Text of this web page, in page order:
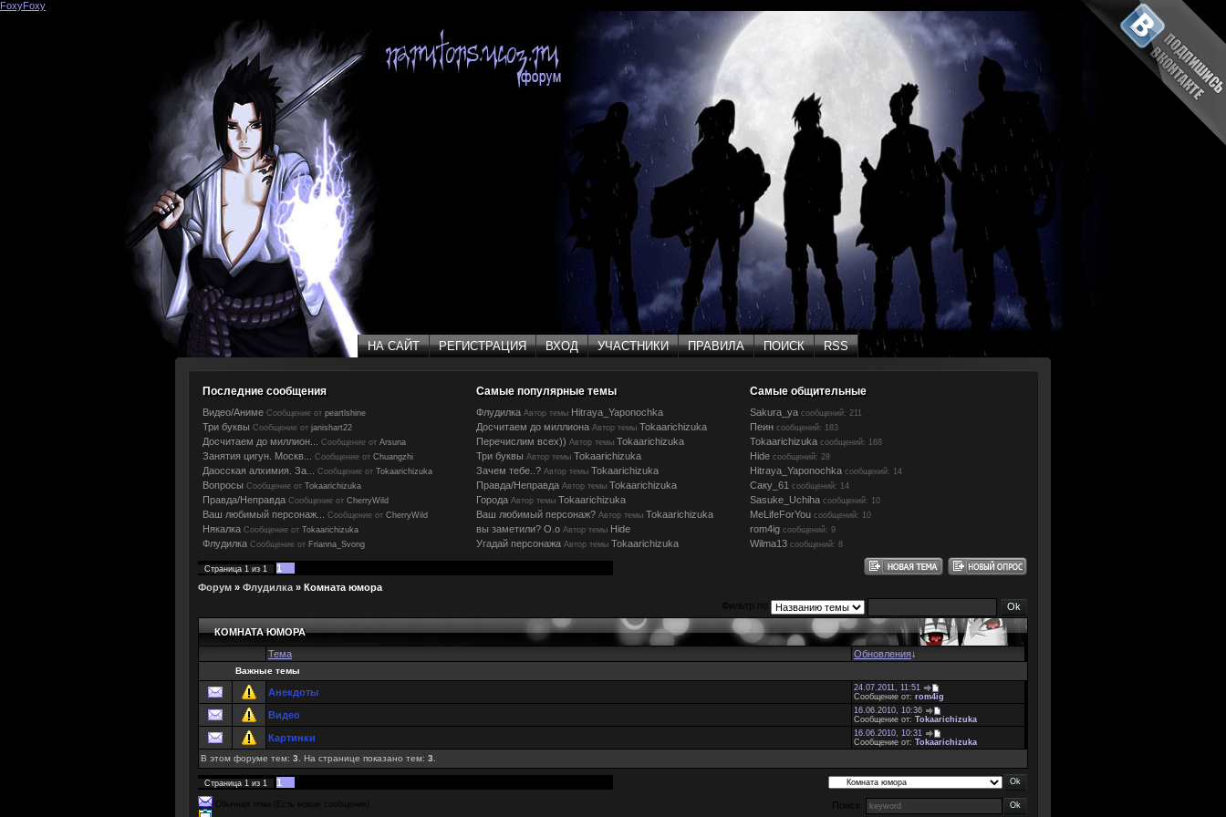
FoxyFoxy
НА САЙТ
НА САЙТ
РЕГИСТРАЦИЯ
РЕГИСТРАЦИЯ
ВХОД
ВХОД
УЧАСТНИКИ
УЧАСТНИКИ
ПРАВИЛА
ПРАВИЛА
ПОИСК
ПОИСК
RSS
RSS
Последние сообщения Самые популярные темы Самые общительные
Видео/Аниме Сообщение от peartlshine
Три буквы Сообщение от janishart22
Досчитаем до миллион... Сообщение от Arsuna
Занятия цигун. Москв... Сообщение от Chuangzhi
Даосская алхимия. За... Сообщение от Tokaarichizuka
Вопросы Сообщение от Tokaarichizuka
Правда/Неправда Сообщение от CherryWild
Ваш любимый персонаж... Сообщение от CherryWild
Някалка Сообщение от Tokaarichizuka
Флудилка Сообщение от Frianna_Svong
Флудилка Автор темы Hitraya_Yaponochka
Досчитаем до миллиона Автор темы Tokaarichizuka
Перечислим всех)) Автор темы Tokaarichizuka
Три буквы Автор темы Tokaarichizuka
Зачем тебе..? Автор темы Tokaarichizuka
Правда/Неправда Автор темы Tokaarichizuka
Города Автор темы Tokaarichizuka
Ваш любимый персонаж? Автор темы Tokaarichizuka
вы заметили? О.о Автор темы Hide
Угадай персонажа Автор темы Tokaarichizuka
Sakura_ya сообщений: 211
Пеин сообщений: 183
Tokaarichizuka сообщений: 168
Hide сообщений: 28
Hitraya_Yaponochka сообщений: 14
Саку_61 сообщений: 14
Sasuke_Uchiha сообщений: 10
MeLifeForYou сообщений: 10
rom4ig сообщений: 9
Wilma13 сообщений: 8
Страница 1 из 1
1
Форум » Флудилка » Комната юмора
Фильтр по:
КОМНАТА ЮМОРА
Тема
Обновления↓
Важные темы
Анекдоты
24.07.2011, 11:51
Сообщение от: rom4ig
Видео
16.06.2010, 10:36
Сообщение от: Tokaarichizuka
Картинки
16.06.2010, 10:31
Сообщение от: Tokaarichizuka
В этом форуме тем: 3 . На странице показано тем: 3
Страница 1 из 1 1
Обычная тема (Есть новые сообщения)
Поиск: